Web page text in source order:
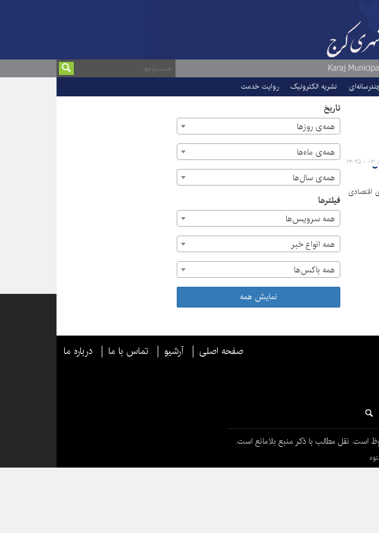
نشریه الکترونیک روایت خدمت
اقتصادی
تاریخ
همه‌ی روزها
همه‌ی ماه‌ها
همه‌ی سال‌ها
فیلترها
همه سرویس‌ها
همه انواع خبر
همه باکس‌ها
نمایش همه
صفحه اصلی آرشیو تماس با ما درباره ما
است. نقل مطالب با ذکر منبع بلامانع است.